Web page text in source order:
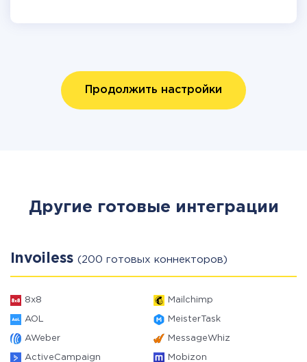
Продолжить настройки
Другие готовые интеграции
Invoiless (200 готовых коннекторов)
8x8 Mailchimp
AOL MeisterTask
AWeber MessageWhiz
ActiveCampaign Mobizon